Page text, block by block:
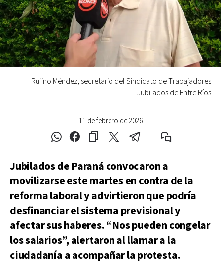
11 de febrero de 2026
Rufino Méndez, secretario del Sindicato de Trabajadores
Jubilados de Entre Ríos
Jubilados de Paraná convocaron a
movilizarse este martes en contra de la
reforma laboral y advirtieron que podría
desfinanciar el sistema previsional y
afectar sus haberes. “Nos pueden congelar
los salarios”, alertaron al llamar a la
ciudadanía a acompañar la protesta.